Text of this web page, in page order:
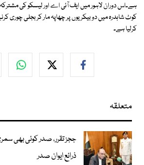
ہے۔اس دوران لاہور میں ایف آئی اے اور لیسکو کی
کرلیا ہے۔
متعلقہ
ججز تقرر، صدر کوئی بھی
ذرائع ایوان صدر